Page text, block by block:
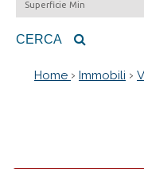
CERCA
Home › Immobili ›